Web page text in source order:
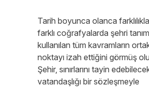
Tarih boyunca olanca
farklı coğrafyalarda şehri
kullanılan tüm kavramların
noktayı izah ettiğini görmüş
Şehir, sınırlarını tayin
vatandaşlığı bir sözleşmeyle